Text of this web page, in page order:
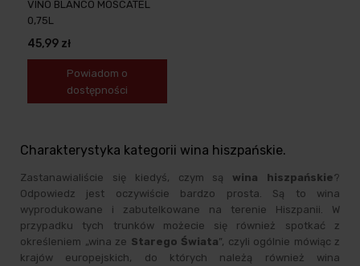
VINO BLANCO MOSCATEL
0,75L
45,99 zł
Powiadom o
dostępności
Charakterystyka kategorii wina hiszpańskie.
Zastanawialiście się kiedyś, czym są wina hiszpańskie?
Odpowiedz jest oczywiście bardzo prosta. Są to wina
wyprodukowane i zabutelkowane na terenie Hiszpanii. W
przypadku tych trunków możecie się również spotkać z
określeniem „wina ze Starego Świata”, czyli ogólnie mówiąc z
krajów europejskich, do których należą również wina